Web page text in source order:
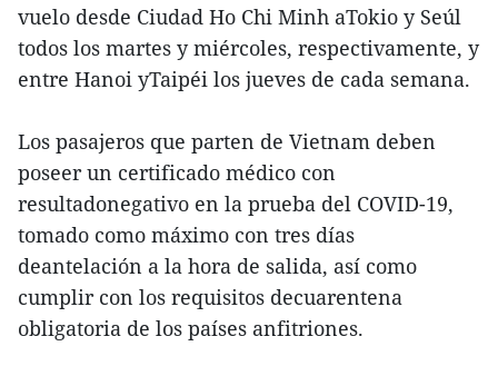
vuelo desde Ciudad Ho Chi Minh aTokio y Seúl
todos los martes y miércoles, respectivamente, y
entre Hanoi yTaipéi los jueves de cada semana.
Los pasajeros que parten de Vietnam deben
poseer un certificado médico con
resultadonegativo en la prueba del COVID-19,
tomado como máximo con tres días
deantelación a la hora de salida, así como
cumplir con los requisitos decuarentena
obligatoria de los países anfitriones.